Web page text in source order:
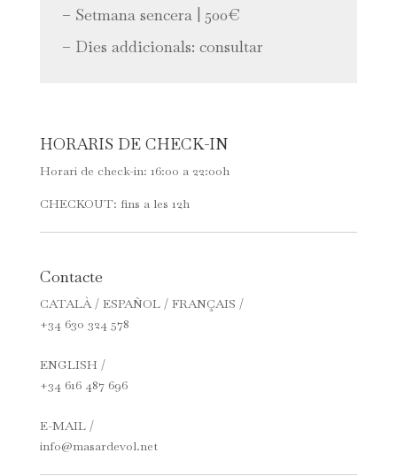
– Setmana sencera | 500€
– Dies addicionals: consultar
HORARIS DE CHECK-IN
Horari de check-in: 16:00 a 22:00h
CHECKOUT: fins a les 12h
Contacte
CATALÀ / ESPAÑOL / FRANÇAIS /
+34 630 324 578
ENGLISH /
+34 616 487 696
E-MAIL /
info@masardevol.net